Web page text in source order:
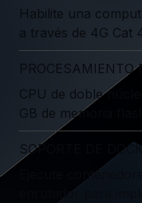
Habilite una
a través de 4G Cat
PROCESAMIENTO
CPU de doble
GB de memoria flash
SOPORTE DE
Ejecute
enrutador para